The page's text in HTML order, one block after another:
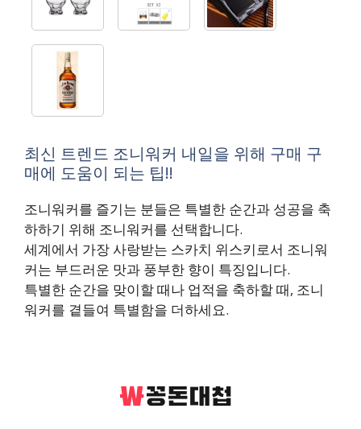
최신 트렌드 조니워커 내일을 위해 구매 구
매에 도움이 되는 팁!!
조니워커를 즐기는 분들은 특별한 순간과 성공을 축
하하기 위해 조니워커를 선택합니다.
세계에서 가장 사랑받는 스카치 위스키로서 조니워
커는 부드러운 맛과 풍부한 향이 특징입니다.
특별한 순간을 맞이할 때나 업적을 축하할 때, 조니
워커를 곁들여 특별함을 더하세요.